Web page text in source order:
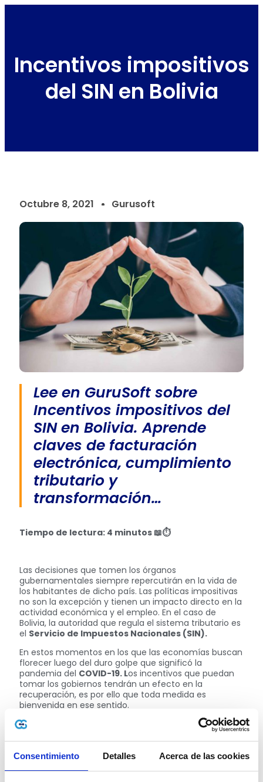
Consentimiento Detalles Acerca de las cookies
Incentivos impositivos
del SIN en Bolivia
Octubre 8, 2021 Gurusoft
Lee en GuruSoft sobre
Incentivos impositivos del
SIN en Bolivia. Aprende
claves de facturación
electrónica, cumplimiento
tributario y
transformación…
Tiempo de lectura: 4 minutos 📖⏱
Las decisiones que tomen los órganos
gubernamentales siempre repercutirán en la vida de
los habitantes de dicho país. Las políticas impositivas
no son la excepción y tienen un impacto directo en la
actividad económica y el empleo. En el caso de
Bolivia, la autoridad que regula el sistema tributario es
el Servicio de Impuestos Nacionales (SIN).
En estos momentos en los que las economías buscan
florecer luego del duro golpe que significó la
pandemia del COVID-19. Los incentivos que puedan
tomar los gobiernos tendrán un efecto en la
recuperación, es por ello que toda medida es
bienvenida en ese sentido.
Con el objetivo de aumentar la actividad del aparato
productivo, las autoridades bolivianas establecieron
una serie debeneficios impositivospara generar un
crecimiento en las inversiones. LaLey 1391,